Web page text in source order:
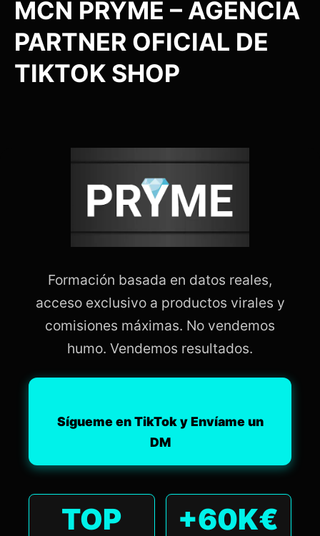
MCN PRYME – AGENCIA
PARTNER OFICIAL DE
TIKTOK SHOP
Formación basada en datos reales,
acceso exclusivo a productos virales y
comisiones máximas. No vendemos
humo. Vendemos resultados.
Sígueme en TikTok y Envíame un
DM
TOP +60K€